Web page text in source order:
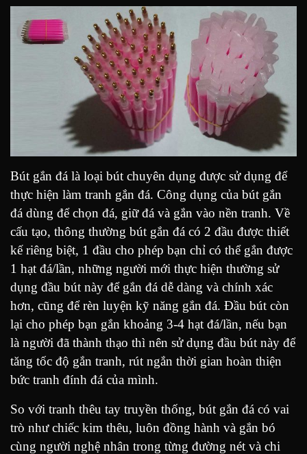
Bút gắn đá là loại bút chuyên dụng được sử dụng để
thực hiện làm tranh gắn đá. Công dụng của bút gắn
đá dùng để chọn đá, giữ đá và gắn vào nền tranh. Về
cấu tạo, thông thường bút gắn đá có 2 đầu được thiết
kế riêng biệt, 1 đầu cho phép bạn chỉ có thể gắn được
1 hạt đá/lần, những người mới thực hiện thường sử
dụng đầu bút này để gắn đá dễ dàng và chính xác
hơn, cũng để rèn luyện kỹ năng gắn đá. Đầu bút còn
lại cho phép bạn gắn khoảng 3-4 hạt đá/lần, nếu bạn
là người đã thành thạo thì nên sử dụng đầu bút này để
tăng tốc độ gắn tranh, rút ngắn thời gian hoàn thiện
bức tranh đính đá của mình.
So với tranh thêu tay truyền thống, bút gắn đá có vai
trò như chiếc kim thêu, luôn đồng hành và gắn bó
cùng người nghệ nhân trong từng đường nét và chi